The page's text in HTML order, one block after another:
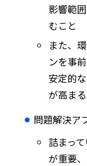
影響範
むこと
また、
ンを事
安定的
が高まる
問題解決ア
詰まっ
が重要